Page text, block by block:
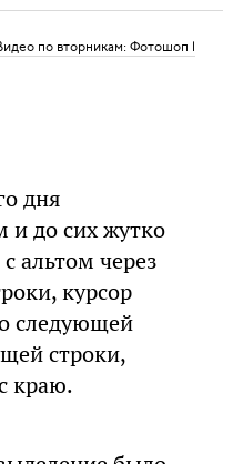
по вторникам: Фотошоп 1
дня
и до сих жутко
альтом через
курсор
следующей
строки,
краю.